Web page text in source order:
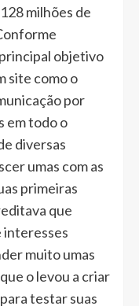
milhões de
objetivo
site como o
por
em todo o
diversas
umas com as
primeiras
que
interesses
muito umas
o levou a criar
testar suas